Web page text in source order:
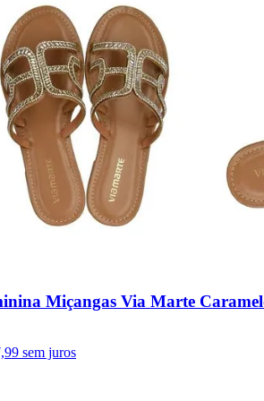
Miçangas Via Marte
sem juros